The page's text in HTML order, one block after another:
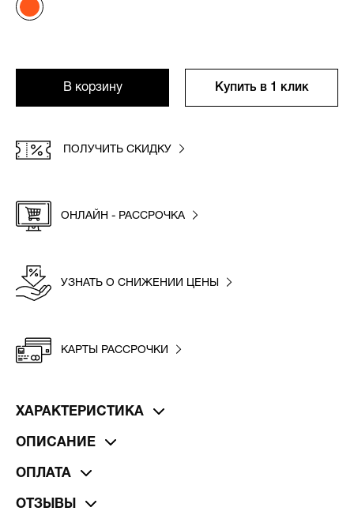
В корзину Купить в 1 клик
ПОЛУЧИТЬ СКИДКУ
ОНЛАЙН - РАССРОЧКА
УЗНАТЬ О СНИЖЕНИИ ЦЕНЫ
КАРТЫ РАССРОЧКИ
ХАРАКТЕРИСТИКА
ОПИСАНИЕ
ОПЛАТА
ОТЗЫВЫ